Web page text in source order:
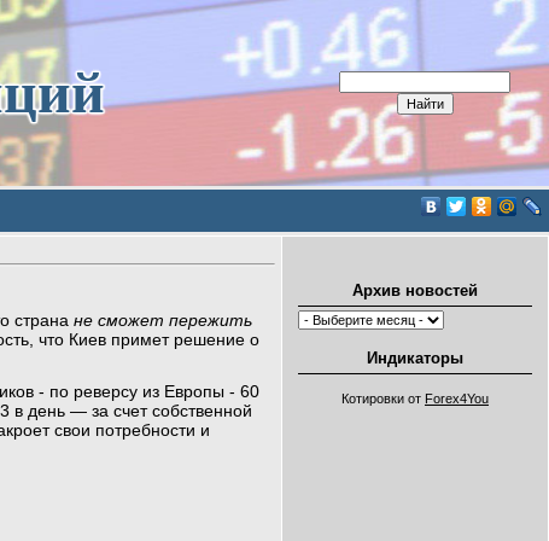
страна не сможет пережить
что Киев примет решение о
- по реверсу из Европы - 60
день — за счет собственной
свои потребности и
Архив новостей
Индикаторы
Котировки от Forex4You